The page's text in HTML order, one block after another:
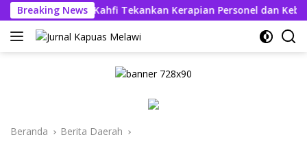
Langsung
ke
konten
Breaking News
Askhabul Kahfi Tekankan Kerapian Personel dan Kebersihan
Beranda Berita Daerah